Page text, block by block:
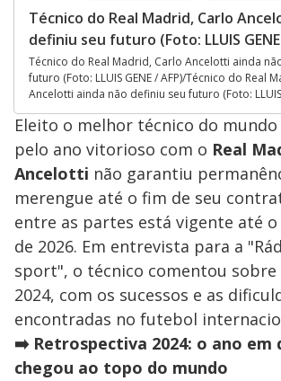
Técnico do Real Madrid, Carlo
definiu seu futuro (Foto: LLUIS
Técnico do Real Madrid, Carlo Ancelotti ainda
futuro (Foto: LLUIS GENE / AFP)/Técnico do Real
Ancelotti ainda não definiu seu futuro (Foto: LLUIS
Eleito o melhor técnico do mundo
pelo ano vitorioso com o Real
Ancelotti não garantiu
merengue até o fim de seu
entre as partes está vigente até
de 2026. Em entrevista para a
sport", o técnico comentou sobre
2024, com os sucessos e as
encontradas no futebol
➡️ Retrospectiva 2024: o ano em
chegou ao topo do mundo